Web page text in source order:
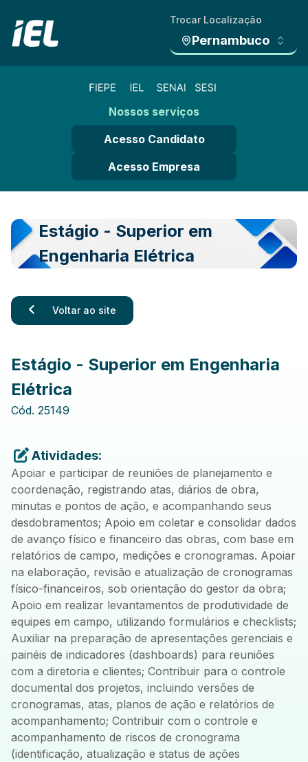
Trocar Localização
Pernambuco
Nossos serviços
Acesso Candidato
Acesso Empresa
Estágio - Superior em
Engenharia Elétrica
Voltar ao site
Estágio - Superior em Engenharia
Elétrica
Cód. 25149
Atividades:
Apoiar e participar de reuniões de planejamento e
coordenação, registrando atas, diários de obra,
minutas e pontos de ação, e acompanhando seus
desdobramentos; Apoio em coletar e consolidar dados
de avanço físico e financeiro das obras, com base em
relatórios de campo, medições e cronogramas. Apoiar
na elaboração, revisão e atualização de cronogramas
físico-financeiros, sob orientação do gestor da obra;
Apoio em realizar levantamentos de produtividade de
equipes em campo, utilizando formulários e checklists;
Auxiliar na preparação de apresentações gerenciais e
painéis de indicadores (dashboards) para reuniões
com a diretoria e clientes; Contribuir para o controle
documental dos projetos, incluindo versões de
cronogramas, atas, planos de ação e relatórios de
acompanhamento; Contribuir com o controle e
acompanhamento de riscos de cronograma
(identificação, atualização e status de ações